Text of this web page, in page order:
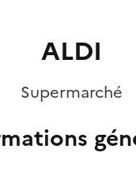
ALDI
Supermarché